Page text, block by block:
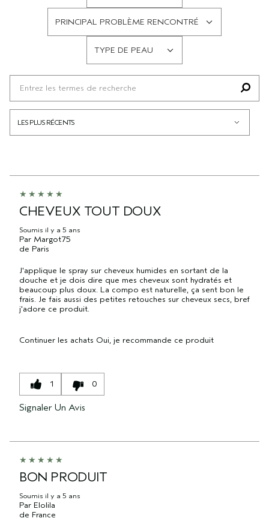
PRINCIPAL PROBLÈME RENCONTRÉ
TYPE DE PEAU
CHEVEUX TOUT DOUX
Soumis il y a 5 ans
Par Margot75
de Paris
J'applique le spray sur cheveux humides en sortant de la
douche et je dois dire que mes cheveux sont hydratés et
beaucoup plus doux. La compo est naturelle, ça sent bon le
frais. Je fais aussi des petites retouches sur cheveux secs, bref
j'adore ce produit.
Continuer les achats Oui, je recommande ce produit
1 0
Signaler Un Avis
BON PRODUIT
Soumis il y a 5 ans
Par Elolila
de France